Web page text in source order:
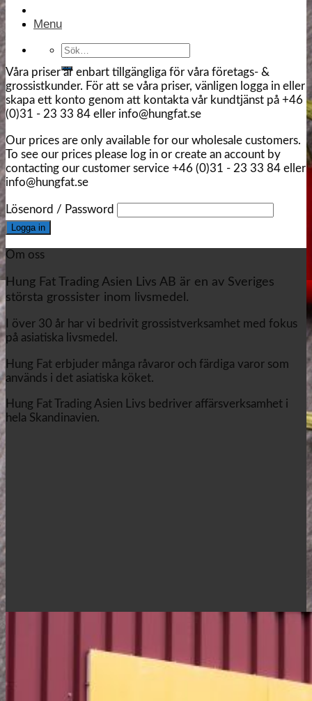
Sök
Menu
Våra priser är enbart tillgängliga för våra företags- &
grossistkunder. För att se våra priser, vänligen logga in eller
skapa ett konto genom att kontakta vår kundtjänst på +46
(0)31 - 23 33 84 eller info@hungfat.se
Our prices are only available for our wholesale customers.
To see our prices please log in or create an account by
contacting our customer service +46 (0)31 - 23 33 84 eller
info@hungfat.se
Lösenord / Password
Om oss
Hung Fat Trading Asien Livs AB är en av Sveriges
största grossister inom livsmedel.
I över 30 år har vi bedrivit grossistverksamhet med fokus
på asiatiska livsmedel.
Hung Fat erbjuder många råvaror och färdiga varor som
används i det asiatiska köket.
Hung Fat Trading Asien Livs bedriver affärsverksamhet i
hela Skandinavien.